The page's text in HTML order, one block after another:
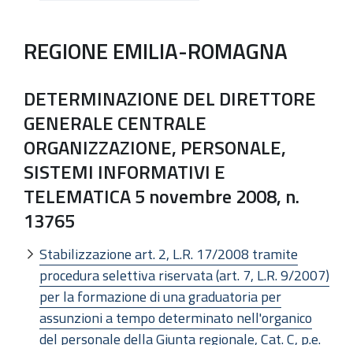
REGIONE EMILIA-ROMAGNA
DETERMINAZIONE DEL DIRETTORE
GENERALE CENTRALE
ORGANIZZAZIONE, PERSONALE,
SISTEMI INFORMATIVI E
TELEMATICA 5 novembre 2008, n.
13765
Stabilizzazione art. 2, L.R. 17/2008 tramite
procedura selettiva riservata (art. 7, L.R. 9/2007)
per la formazione di una graduatoria per
assunzioni a tempo determinato nell'organico
del personale della Giunta regionale, Cat. C, p.e.